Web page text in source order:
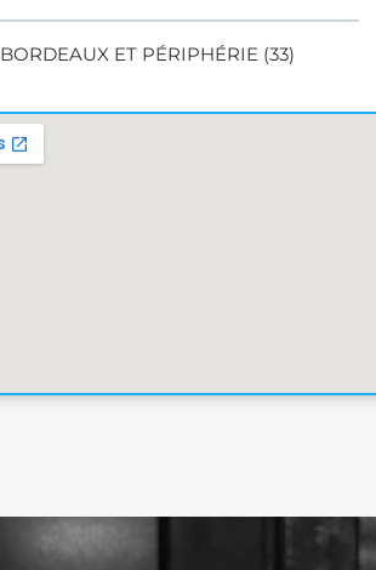
BORDEAUX ET PÉRIPHÉRIE (33)